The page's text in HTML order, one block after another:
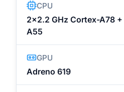
CPU
2x2.2 GHz Cortex-A78
A55
GPU
Adreno 619